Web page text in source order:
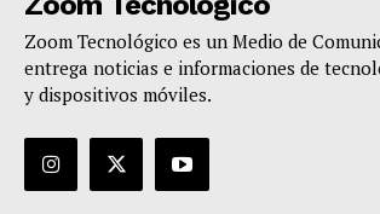
Zoom Tecnológico es un Medio de
entrega noticias e informaciones de
y dispositivos móviles.